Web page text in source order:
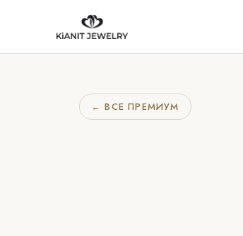
← ВСЕ ПРЕМИУМ